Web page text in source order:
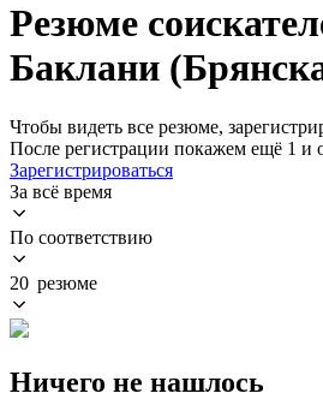
Резюме
Баклани
Чтобы видеть все резюме,
После регистрации покажем ещё 1 и
Зарегистрироваться
За всё время
По соответствию
20 резюме
Ничего не нашлось